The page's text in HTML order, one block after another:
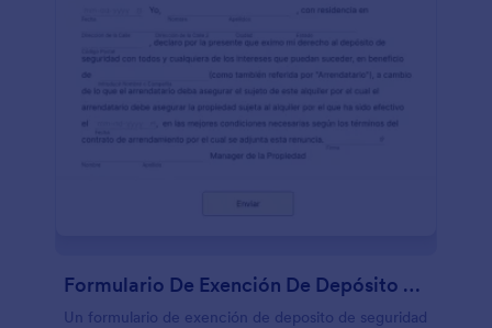
Formulario De Exención De Depósito de Seguridad
Un formulario de exención de deposito de seguridad